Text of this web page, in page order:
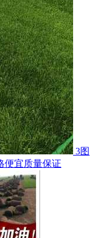
3图
便宜质量保证